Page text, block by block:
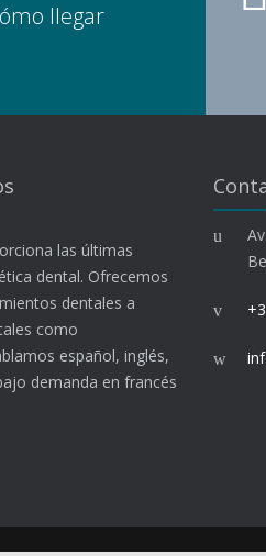
llegar
las últimas
dental. Ofrecemos
dentales a
como
español, inglés,
demanda en francés